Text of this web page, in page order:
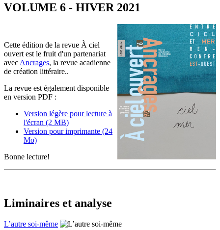
VOLUME 6 - HIVER 2021
Cette édition de la revue À ciel
ouvert est le fruit d'un partenariat
avec Ancrages, la revue acadienne
de création littéraire..
La revue est également disponible
en version PDF :
Version légère pour lecture à
l'écran (2 MB)
Version pour imprimante (24
Mo)
Bonne lecture!
Liminaires et analyse
L’autre soi-même